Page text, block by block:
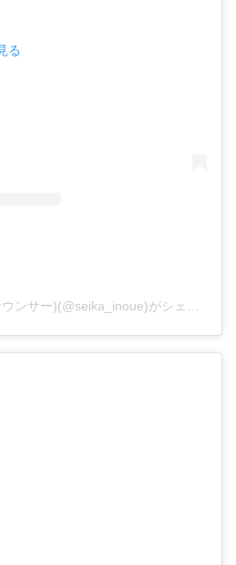
る
井上清華(フジテレビアナウンサー)(@seika_inoue)がシェアした投稿